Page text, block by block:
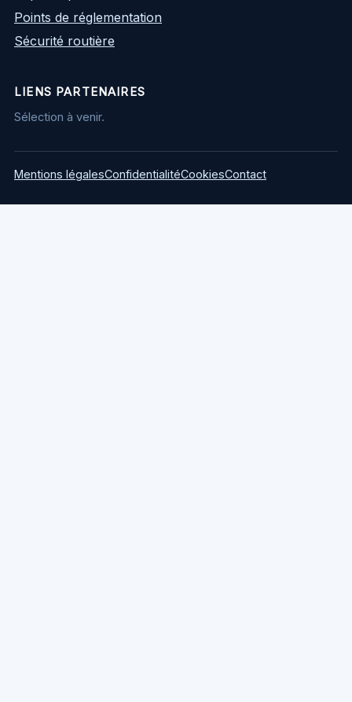
Points de réglementation
Sécurité routière
LIENS PARTENAIRES
Sélection à venir.
Mentions légalesConfidentialitéCookiesContact